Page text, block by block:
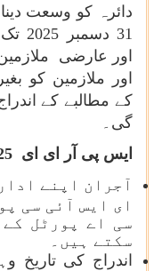
دائرہ کو وسعت
31
اور عارضی
اور ملازمین کو
کے مطالبے کے
گی۔
ایس پی آر ای ای
آجران اپنے
ای ایس آئی سی
سی اے پورٹل
سکتے ہیں۔
اندراج کی تاریخ